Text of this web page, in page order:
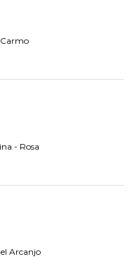
- Rosa
Arcanjo